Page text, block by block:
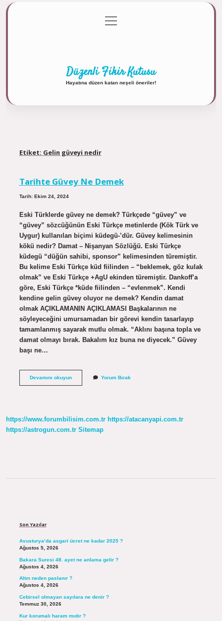
Gizlilik Politikası
menüyü
aç
Düzenli Fikir Kutusu
Hayatına düzen katan neşeli öneriler!
Etiket: Gelin güveyi nedir
Tarihte Güvey Ne Demek
Tarih: Ekim 24, 2024
Eski Türklerde güvey ne demek? Türkçede “güvey” ve
“güvey” sözcüğünün Eski Türkçe metinlerde (Kök Türk ve
Uygur) kullanılan biçimi küdegü-’dür. Güvey kelimesinin
kökü nedir? Damat – Nişanyan Sözlüğü. Eski Türkçe
küdegü “düğün sahibi, sponsor” kelimesinden türemiştir.
Bu kelime Eski Türkçe küd fiilinden – “beklemek, göz kulak
olmak” ve Eski Türkçe +AgU ekinden türemiştir. Dankoff’a
göre, Eski Türkçe *küde fiilinden – “evlenmek”. Kendi
kendine gelin güvey oluyor ne demek? Kendin damat
olmak AÇIKLAMANIN AÇIKLAMASI Başkalarının ne
söyleyeceğini umursamadan bir görevi kendin tasarlayıp
tamamlanmış sayarak mutlu olmak. “Aklını başına topla ve
damat olmayı bırak. Bakalım kız buna ne diyecek.” Güvey
başı ne…
Devamını okuyunTarihte
Yorum Bırak
https://www.forumbilisim.com.tr https://atacanyapi.com.tr
https://astrogun.com.tr Sitemap
Son Yazılar
Avusturya’da asgari ücret ne kadar 2025 ?
Ağustos 5, 2026
Bakara Suresi 48. ayet ne anlama gelir ?
Ağustos 4, 2026
Altın neden paslanır ?
Ağustos 4, 2026
Cebirsel olmayan sayılara ne denir ?
Temmuz 30, 2026
Kur korumalı haram mıdır ?